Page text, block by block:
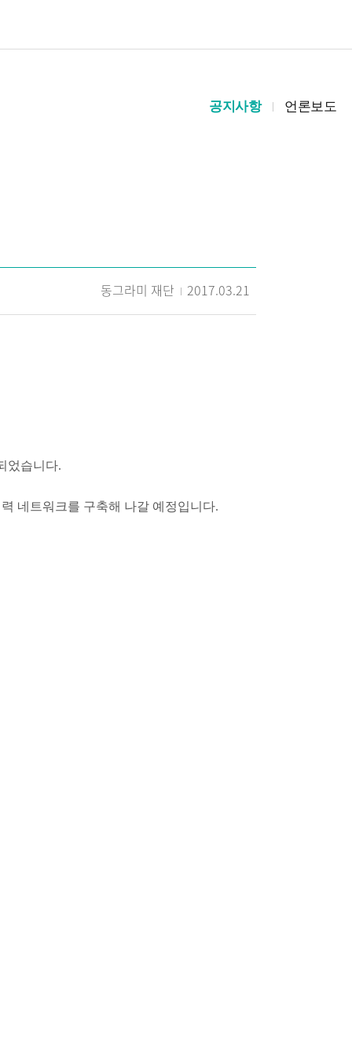
공지사항 언론보도
동그라미 재단 2017.03.21
었습니다.
네트워크를 구축해 나갈 예정입니다.